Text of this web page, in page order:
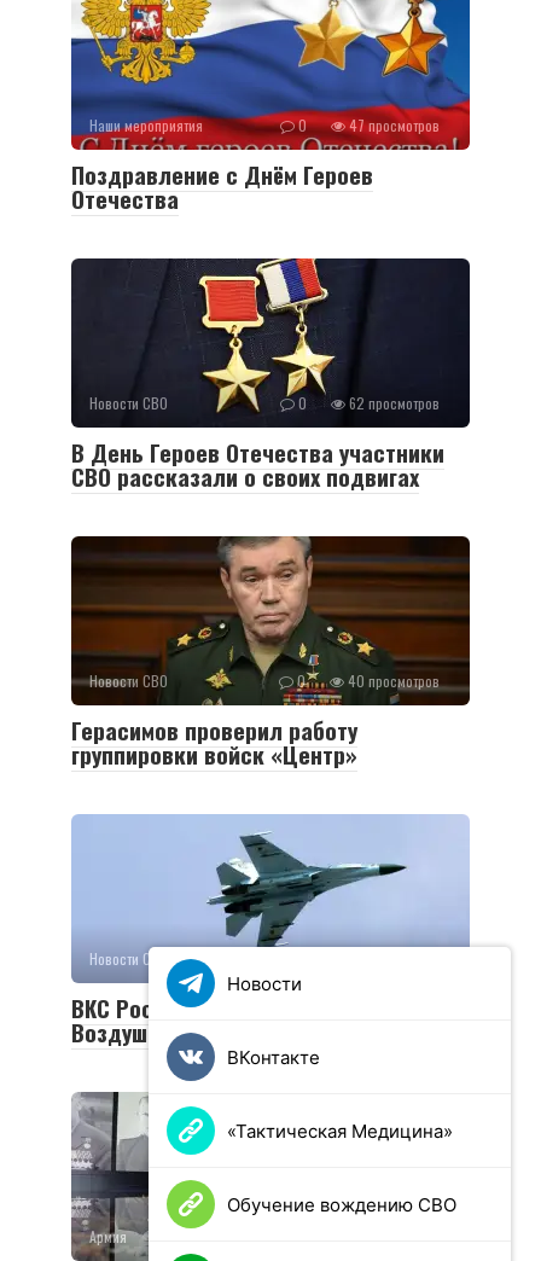
Наши мероприятия 0 47 просмотров
Поздравление с Днём Героев
Отечества
Новости СВО 0 62 просмотров
В День Героев Отечества участники
СВО рассказали о своих подвигах
Новости СВО 0 40 просмотров
Герасимов проверил работу
группировки войск «Центр»
Новости СВО
ВКС России сбили самолет Су-27
Воздушных сил Украины
Армия
Новости
ВКонтакте
«Тактическая Медицина»
Обучение вождению СВО